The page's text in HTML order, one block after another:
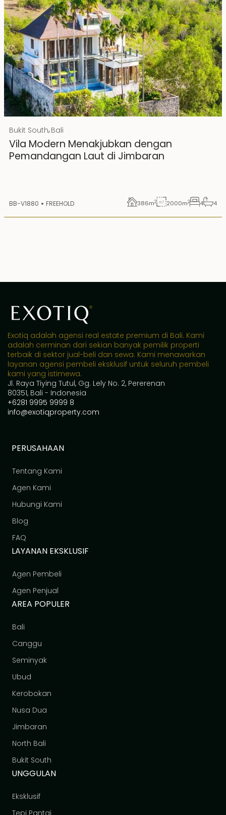
Rp 20000000000 IDR
Hak Milik
Bukit South,Bali
Vila Modern Menakjubkan dengan
Pemandangan Laut di Jimbaran
BB-V1880 FREEHOLD 386m2 2000m2 4 4
Exotiq adalah agensi real estate premium di Bali. Kami
adalah cerminan dari sekian banyak pemilik properti
terbaik di sektor jual-beli dan sewa. Kami menawarkan
layanan agensi pembeli eksklusif untuk seluruh pembeli
kami yang istimewa.
Jl. Raya Tiying Tutul, Gg. Lely No. 2, Pererenan
80351, Bali - Indonesia
+6281 9995 9999 8
info@exotiqproperty.com
PERUSAHAAN
Tentang Kami
Agen Kami
Hubungi Kami
Blog
FAQ
LAYANAN EKSKLUSIF
Agen Pembeli
Agen Penjual
AREA POPULER
Bali
Canggu
Seminyak
Ubud
Kerobokan
Nusa Dua
Jimbaran
North Bali
Bukit South
UNGGULAN
Eksklusif